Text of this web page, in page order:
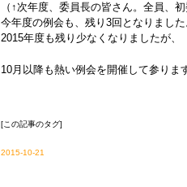
（↑次年度、委員長の皆さん。全員、初
今年度の例会も、残り3回となりました
2015年度も残り少なくなりましたが、
10月以降も熱い例会を開催して参りま
[この記事のタグ]
2015-10-21